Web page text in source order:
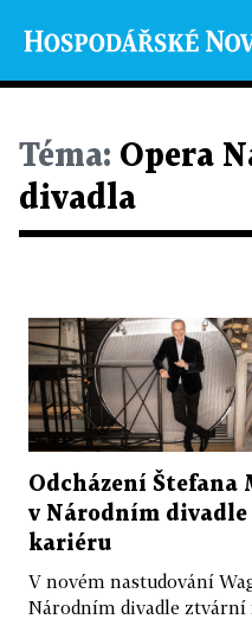
Téma: Opera
divadla
Odcházení Štefana
v Národním divadle
kariéru
V novém nastudování
Národním divadle ztvární